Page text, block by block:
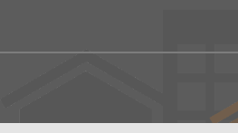
Verzorgingstips voor bomen
Inspiratie voor uw tuin en
De belangrijkste